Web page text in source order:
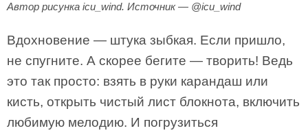
Автор рисунка icu_wind. Источник — @icu_wind
Вдохновение — штука зыбкая. Если пришло,
не спугните. А скорее бегите — творить! Ведь
это так просто: взять в руки карандаш или
кисть, открыть чистый лист блокнота, включить
любимую мелодию. И погрузиться